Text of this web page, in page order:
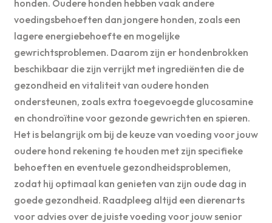
honden. Oudere honden hebben vaak andere
voedingsbehoeften dan jongere honden, zoals een
lagere energiebehoefte en mogelijke
gewrichtsproblemen. Daarom zijn er hondenbrokken
beschikbaar die zijn verrijkt met ingrediënten die de
gezondheid en vitaliteit van oudere honden
ondersteunen, zoals extra toegevoegde glucosamine
en chondroïtine voor gezonde gewrichten en spieren.
Het is belangrijk om bij de keuze van voeding voor jouw
oudere hond rekening te houden met zijn specifieke
behoeften en eventuele gezondheidsproblemen,
zodat hij optimaal kan genieten van zijn oude dag in
goede gezondheid. Raadpleeg altijd een dierenarts
voor advies over de juiste voeding voor jouw senior